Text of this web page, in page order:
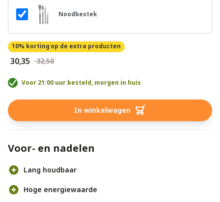
Noodbestek
10% korting op de extra producten
€ 30,35 € 32,50
Voor 21:00 uur besteld, morgen in huis
In winkelwagen
Voor- en nadelen
Lang houdbaar
Hoge energiewaarde